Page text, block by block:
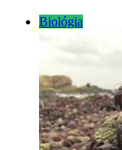
Biológia